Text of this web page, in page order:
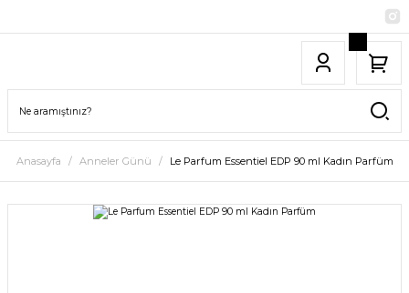
Anasayfa Anneler Günü Le Parfum Essentiel EDP 90 ml Kadın Parfüm